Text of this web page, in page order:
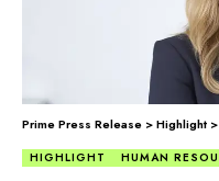
Prime Press Release >Highlight >
HIGHLIGHT HUMAN